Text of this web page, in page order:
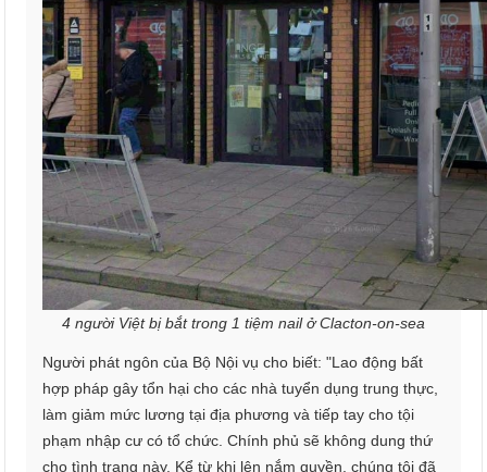
4 người Việt bị bắt trong 1 tiệm nail ở Clacton-on-sea
Người phát ngôn của Bộ Nội vụ cho biết: "Lao động bất
hợp pháp gây tổn hại cho các nhà tuyển dụng trung thực,
làm giảm mức lương tại địa phương và tiếp tay cho tội
phạm nhập cư có tổ chức. Chính phủ sẽ không dung thứ
cho tình trạng này. Kể từ khi lên nắm quyền, chúng tôi đã